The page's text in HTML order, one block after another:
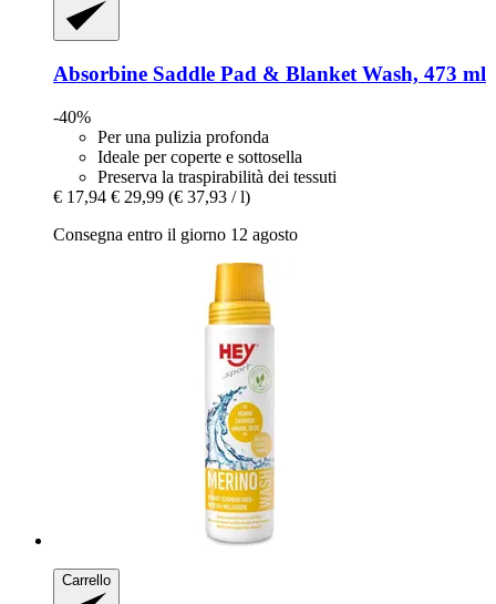
Absorbine Saddle Pad & Blanket Wash, 473 ml
-40%
Per una pulizia profonda
Ideale per coperte e sottosella
Preserva la traspirabilità dei tessuti
€ 17,94 € 29,99 (€ 37,93 / l)
Consegna entro il giorno 12 agosto
Carrello